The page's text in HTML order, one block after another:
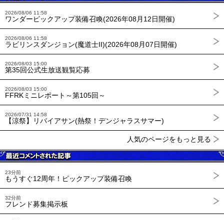
2026/08/06 11:58
ワンダーピックアップ装備召喚(2026年08月12日開催)
2026/08/06 11:58
ラビリンスダンジョン(魔道士II)(2026年08月07日開催)
2026/08/03 15:00
第35回公式生放送観覧応募
2026/08/03 15:00
FFRKミニレポート～第105回～
2026/07/31 14:58
【涼祭】リバイアサン(熱祭！デンジャラスサマー)
人気のページをもっと見る
23分前
もうすぐ12周年！ピックアップ装備召喚
32分前
フレンド募集掲示板